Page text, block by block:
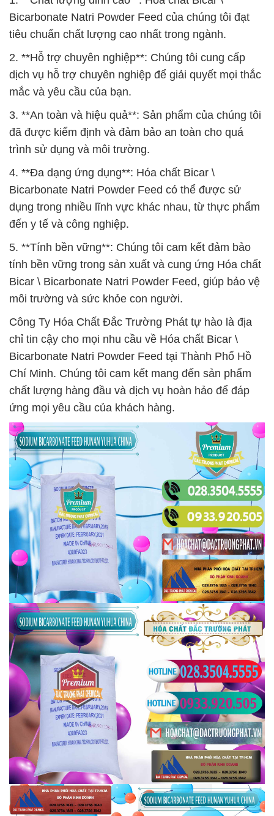
Bicarbonate Natri Powder Feed của chúng tôi đạt
tiêu chuẩn chất lượng cao nhất trong ngành.
2. **Hỗ trợ chuyên nghiệp**: Chúng tôi cung cấp
dịch vụ hỗ trợ chuyên nghiệp để giải quyết mọi thắc
mắc và yêu cầu của bạn.
3. **An toàn và hiệu quả**: Sản phẩm của chúng tôi
đã được kiểm định và đảm bảo an toàn cho quá
trình sử dụng và môi trường.
4. **Đa dạng ứng dụng**: Hóa chất Bicar \
Bicarbonate Natri Powder Feed có thể được sử
dụng trong nhiều lĩnh vực khác nhau, từ thực phẩm
đến y tế và công nghiệp.
5. **Tính bền vững**: Chúng tôi cam kết đảm bảo
tính bền vững trong sản xuất và cung ứng Hóa chất
Bicar \ Bicarbonate Natri Powder Feed, giúp bảo vệ
môi trường và sức khỏe con người.
Công Ty Hóa Chất Đắc Trường Phát tự hào là địa
chỉ tin cậy cho mọi nhu cầu về Hóa chất Bicar \
Bicarbonate Natri Powder Feed tại Thành Phố Hồ
Chí Minh. Chúng tôi cam kết mang đến sản phẩm
chất lượng hàng đầu và dịch vụ hoàn hảo để đáp
ứng mọi yêu cầu của khách hàng.